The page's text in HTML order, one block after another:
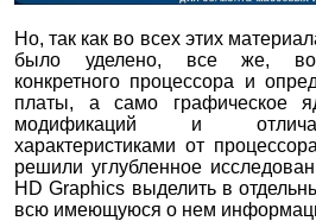
Но, так как во всех этих
было уделено, все же,
конкретного процессора и
платы, а само графическое
модификаций и
характеристиками от
решили углубленное
HD Graphics выделить в
всю имеющуюся о нем